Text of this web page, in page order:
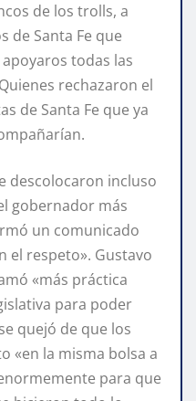
de los trolls, a
de Santa Fe que
todas las
rechazaron el
de Santa Fe que ya
descolocaron incluso
gobernador más
un comunicado
el respeto». Gustavo
«más práctica
para poder
quejó de que los
«en la misma bolsa a
para que